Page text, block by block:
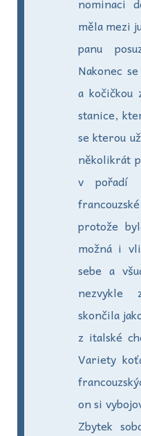
nominaci
měla mezi
panu
Nakonec
a kočičkou
stanice,
se kterou
několikrát
v pořadí
protože
možná i
sebe a
nezvykle
skončila
z italské
Variety
on si
Zbytek